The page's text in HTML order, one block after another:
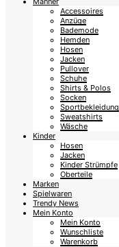
Accessoires
Anzüge
Bademode
Hemden
Hosen
Jacken
Pullover
Schuhe
Shirts & Polos
Socken
Sportbekleidung
Sweatshirts
Wäsche
Kinder
Hosen
Jacken
Kinder Strümpfe
Oberteile
Marken
Spielwaren
Trendy News
Mein Konto
Mein Konto
Wunschliste
Warenkorb